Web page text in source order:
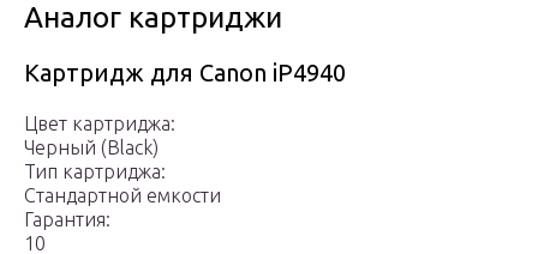
Аналог картриджи
Картридж для Canon iP4940
Цвет картриджа:
Черный (Black)
Тип картриджа:
Стандартной емкости
Гарантия:
10